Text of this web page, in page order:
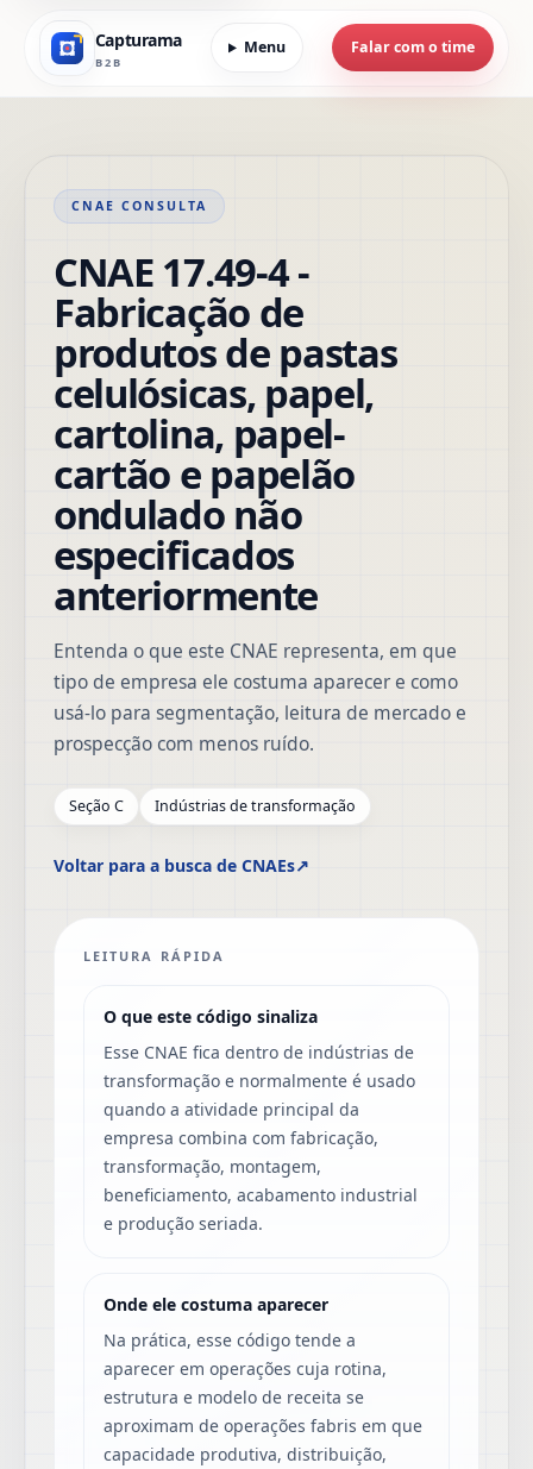
Capturama
B2B
Menu Falar com o time
CNAE CONSULTA
CNAE 17.49-4 -
Fabricação de
produtos de pastas
celulósicas, papel,
cartolina, papel-
cartão e papelão
ondulado não
especificados
anteriormente
Entenda o que este CNAE representa, em que
tipo de empresa ele costuma aparecer e como
usá-lo para segmentação, leitura de mercado e
prospecção com menos ruído.
Seção C Indústrias de transformação
Voltar para a busca de CNAEs↗
LEITURA RÁPIDA
O que este código sinaliza
Esse CNAE fica dentro de indústrias de
transformação e normalmente é usado
quando a atividade principal da
empresa combina com fabricação,
transformação, montagem,
beneficiamento, acabamento industrial
e produção seriada.
Onde ele costuma aparecer
Na prática, esse código tende a
aparecer em operações cuja rotina,
estrutura e modelo de receita se
aproximam de operações fabris em que
capacidade produtiva, distribuição,